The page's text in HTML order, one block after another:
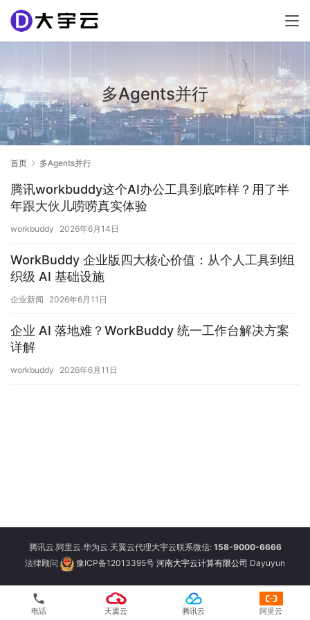
多Agents并行
首页 多Agents并行
腾讯workbuddy这个AI办公工具到底咋样？用了半
年跟大伙儿唠唠真实体验
workbuddy 2026年6月14日
WorkBuddy 企业版四大核心价值：从个人工具到组
织级 AI 基础设施
企业新闻 2026年6月11日
企业 AI 落地难？WorkBuddy 统一工作台解决方案
详解
workbuddy 2026年6月11日
腾讯云.阿里云.华为云.天翼云代理大宇云联系微信: 158-9000-6666
法律顾问
豫ICP备12013395号 河南大宇云计算有限公司 Dayuyun
phone
电话 天翼云 腾讯云 阿里云